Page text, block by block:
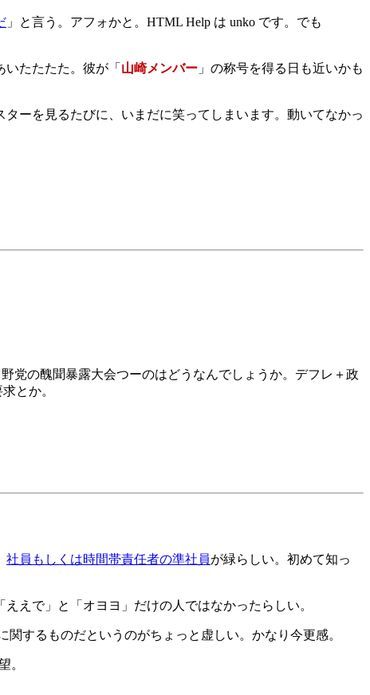
」と言う。アフォかと。HTML Help は unko です。でも
たたたた。彼が「 山崎メンバー 」の称号を得る日も近いかも
ーを見るたびに、いまだに笑ってしまいます。動いてなかっ
党の醜聞暴露大会つーのはどうなんでしょうか。デフレ＋政
とか。
社員もしくは時間帯責任者の準社員が緑らしい。初めて知っ
えで」と「オヨヨ」だけの人ではなかったらしい。
関するものだというのがちょっと虚しい。かなり今更感。
。